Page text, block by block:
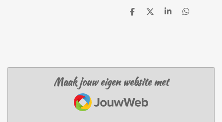
D
D
S
D
Maak jouw eigen website met
JouwWeb